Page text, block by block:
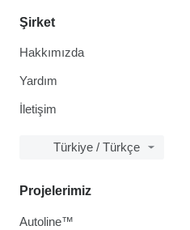
Şirket
Hakkımızda
Yardım
İletişim
Türkiye / Türkçe
Projelerimiz
Autoline™